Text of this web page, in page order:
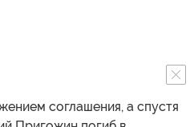
соглашения, а спустя